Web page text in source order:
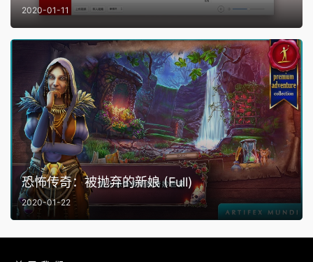
2020-01-11
恐怖传奇：被抛弃的新娘 (Full)
2020-01-22